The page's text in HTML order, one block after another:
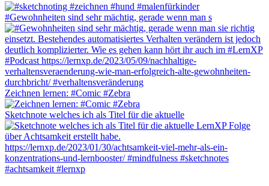
#Gewohnheiten sind sehr mächtig, gerade wenn man s
Zeichnen lernen: #Comic #Zebra
Sketchnote welches ich als Titel für die aktuelle